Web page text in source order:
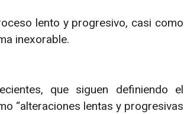
lento y progresivo, casi como
inexorable.
que siguen definiendo el
“alteraciones lentas y progresivas